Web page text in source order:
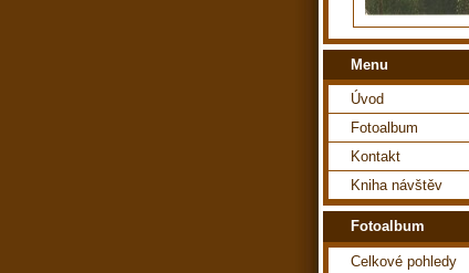
Menu
Úvod
Fotoalbum
Kontakt
Kniha návštěv
Fotoalbum
Celkové pohledy